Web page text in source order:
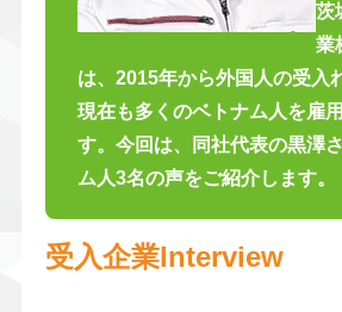
茨
業
は、2015年から外国人の受入
現在も多くのベトナム人を雇
す。今回は、同社代表の黒澤
ム人3名の声をご紹介します。
受入企業Interview